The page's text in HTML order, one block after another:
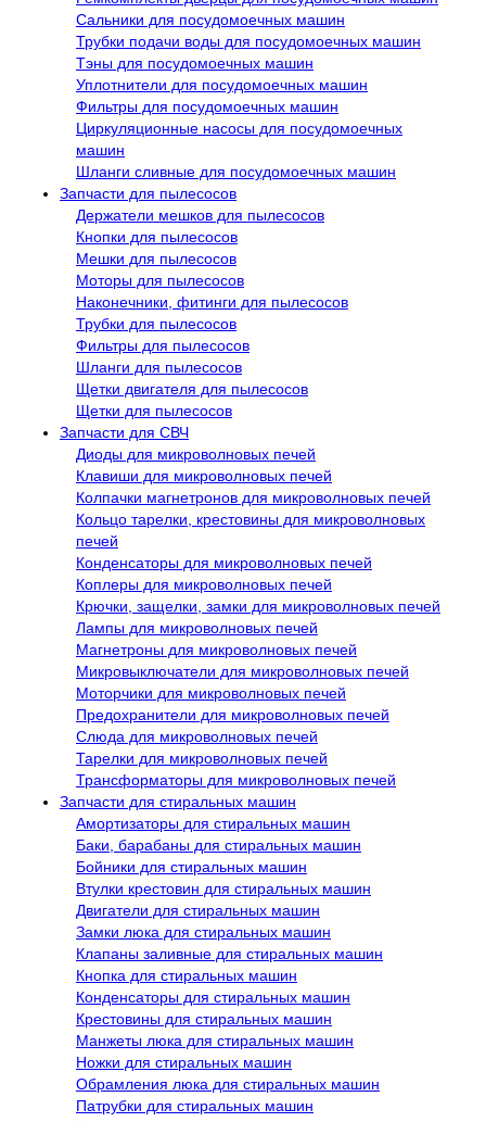
Сальники для посудомоечных машин
Трубки подачи воды для посудомоечных машин
Тэны для посудомоечных машин
Уплотнители для посудомоечных машин
Фильтры для посудомоечных машин
Циркуляционные насосы для посудомоечных
машин
Шланги сливные для посудомоечных машин
Запчасти для пылесосов
Держатели мешков для пылесосов
Кнопки для пылесосов
Мешки для пылесосов
Моторы для пылесосов
Наконечники, фитинги для пылесосов
Трубки для пылесосов
Фильтры для пылесосов
Шланги для пылесосов
Щетки двигателя для пылесосов
Щетки для пылесосов
Запчасти для СВЧ
Диоды для микроволновых печей
Клавиши для микроволновых печей
Колпачки магнетронов для микроволновых печей
Кольцо тарелки, крестовины для микроволновых
печей
Конденсаторы для микроволновых печей
Коплеры для микроволновых печей
Крючки, защелки, замки для микроволновых печей
Лампы для микроволновых печей
Магнетроны для микроволновых печей
Микровыключатели для микроволновых печей
Моторчики для микроволновых печей
Предохранители для микроволновых печей
Слюда для микроволновых печей
Тарелки для микроволновых печей
Трансформаторы для микроволновых печей
Запчасти для стиральных машин
Амортизаторы для стиральных машин
Баки, барабаны для стиральных машин
Бойники для стиральных машин
Втулки крестовин для стиральных машин
Двигатели для стиральных машин
Замки люка для стиральных машин
Клапаны заливные для стиральных машин
Кнопка для стиральных машин
Конденсаторы для стиральных машин
Крестовины для стиральных машин
Манжеты люка для стиральных машин
Ножки для стиральных машин
Обрамления люка для стиральных машин
Патрубки для стиральных машин